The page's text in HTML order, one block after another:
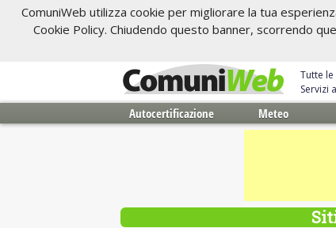
ComuniWeb utilizza cookie per migliorare la tua
Cookie Policy. Chiudendo questo banner, scorrendo
Tutte
Servizi
Autocertificazione Meteo